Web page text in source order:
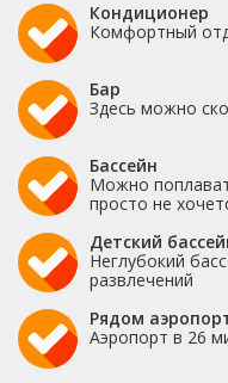
Кондиционер
Комфортный
Бар
Здесь можно
Бассейн
Можно
просто не
Детский
Неглубокий
развлечений
Рядом
Аэропорт в 26